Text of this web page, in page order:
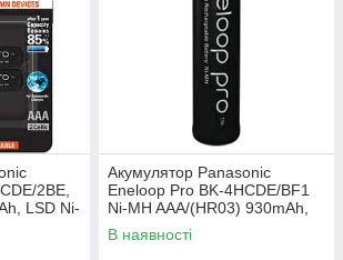
2BE,
LSD Ni-
Акумулятор Panasonic
Eneloop Pro BK-4HCDE/BF1
Ni-MH AAA/(HR03) 930mAh,
LSD
В наявності